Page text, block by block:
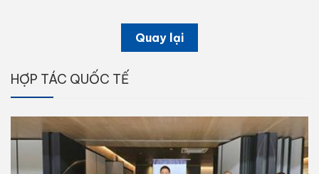
Quay lại
HỢP TÁC QUỐC TẾ